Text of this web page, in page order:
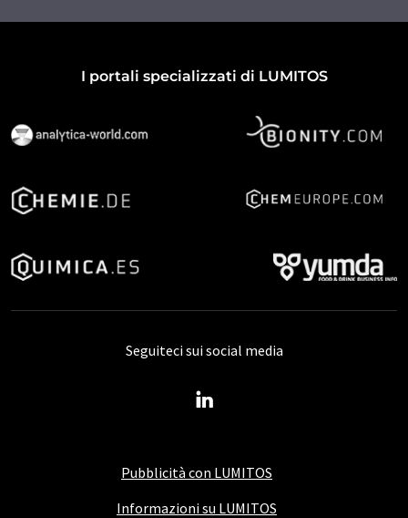
I portali specializzati di LUMITOS
Pubblicità con LUMITOS
Informazioni su LUMITOS
Seguiteci sui social media